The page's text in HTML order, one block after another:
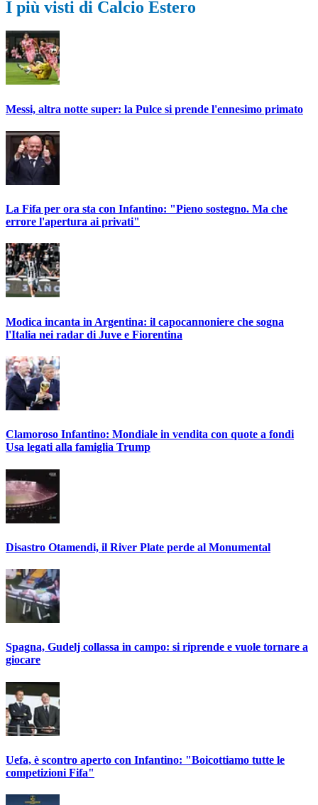
I più visti di Calcio Estero
Messi, altra notte super: la Pulce si prende l'ennesimo primato
La Fifa per ora sta con Infantino: "Pieno sostegno. Ma che
errore l'apertura ai privati"
Modica incanta in Argentina: il capocannoniere che sogna
l'Italia nei radar di Juve e Fiorentina
Clamoroso Infantino: Mondiale in vendita con quote a fondi
Usa legati alla famiglia Trump
Disastro Otamendi, il River Plate perde al Monumental
Spagna, Gudelj collassa in campo: si riprende e vuole tornare a
giocare
Uefa, è scontro aperto con Infantino: "Boicottiamo tutte le
competizioni Fifa"